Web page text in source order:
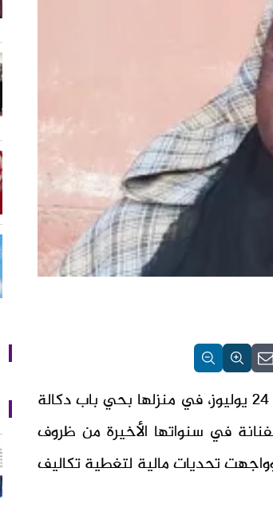
توفيت الفنانة المغربية السعدية اللوك، صباح اليوم الأربعاء 24 يوليوز، في منزلها بحي باب دكالة
في سنواتها الأخيرة من ظروف
تحديات مالية لتغطية تكاليف